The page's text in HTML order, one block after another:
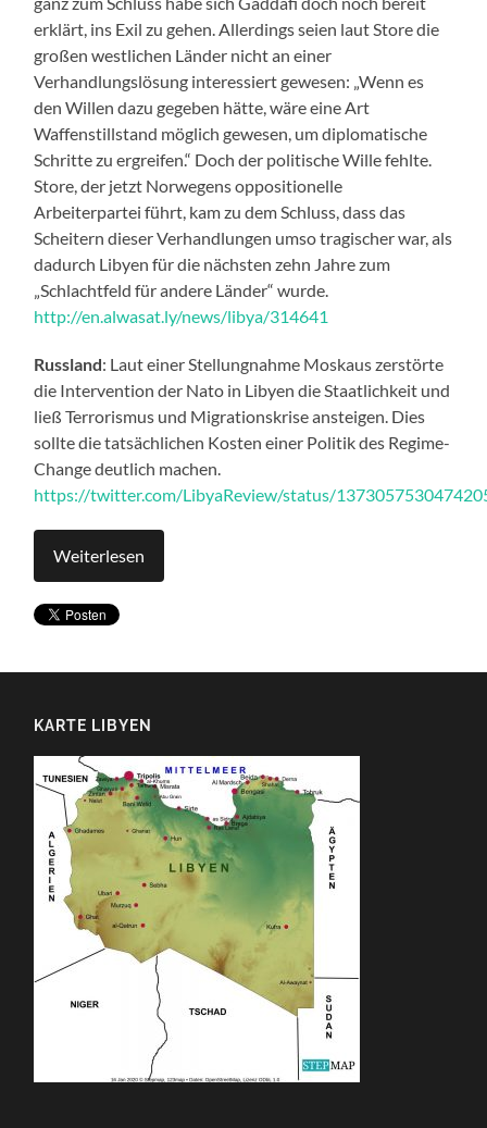
erklärt, ins Exil zu gehen. Allerdings seien laut Store die
großen westlichen Länder nicht an einer
Verhandlungslösung interessiert gewesen: „Wenn es
den Willen dazu gegeben hätte, wäre eine Art
Waffenstillstand möglich gewesen, um diplomatische
Schritte zu ergreifen.“ Doch der politische Wille fehlte.
Store, der jetzt Norwegens oppositionelle
Arbeiterpartei führt, kam zu dem Schluss, dass das
Scheitern dieser Verhandlungen umso tragischer war, als
dadurch Libyen für die nächsten zehn Jahre zum
„Schlachtfeld für andere Länder“ wurde.
http://en.alwasat.ly/news/libya/314641
Russland: Laut einer Stellungnahme Moskaus zerstörte
die Intervention der Nato in Libyen die Staatlichkeit und
ließ Terrorismus und Migrationskrise ansteigen. Dies
sollte die tatsächlichen Kosten einer Politik des Regime-
Change deutlich machen.
https://twitter.com/LibyaReview/status/
Weiterlesen
KARTE LIBYEN